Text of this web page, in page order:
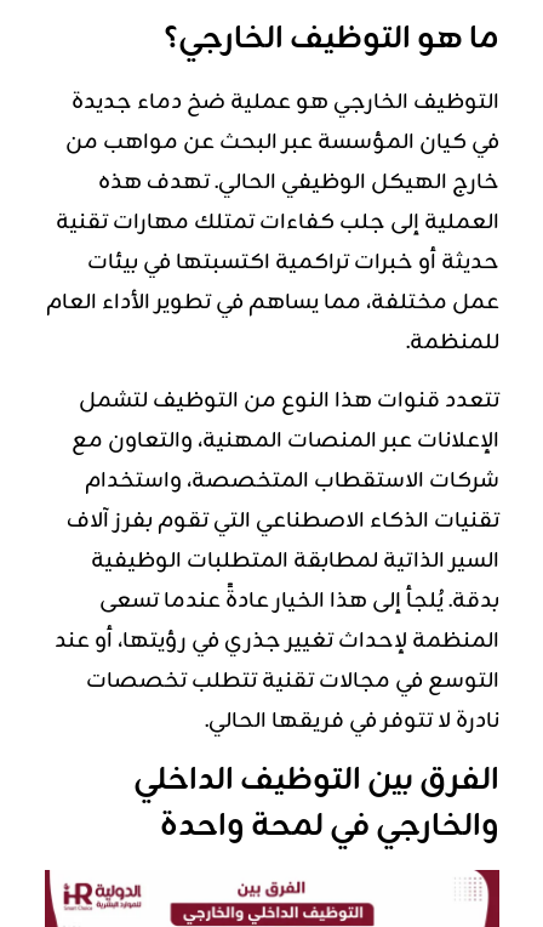
ما هو التوظيف الخارجي؟
التوظيف الخارجي هو عملية ضخ دماء جديدة
في كيان المؤسسة عبر البحث عن مواهب من
خارج الهيكل الوظيفي الحالي. تهدف هذه
العملية إلى جلب كفاءات تمتلك مهارات تقنية
حديثة أو خبرات تراكمية اكتسبتها في بيئات
عمل مختلفة، مما يساهم في تطوير الأداء العام
للمنظمة.
تتعدد قنوات هذا النوع من التوظيف لتشمل
الإعلانات عبر المنصات المهنية، والتعاون مع
شركات الاستقطاب المتخصصة، واستخدام
تقنيات الذكاء الاصطناعي التي تقوم بفرز آلاف
السير الذاتية لمطابقة المتطلبات الوظيفية
بدقة. يُلجأ إلى هذا الخيار عادةً عندما تسعى
المنظمة لإحداث تغيير جذري في رؤيتها، أو عند
التوسع في مجالات تقنية تتطلب تخصصات
نادرة لا تتوفر في فريقها الحالي.
الفرق بين التوظيف الداخلي
والخارجي في لمحة واحدة